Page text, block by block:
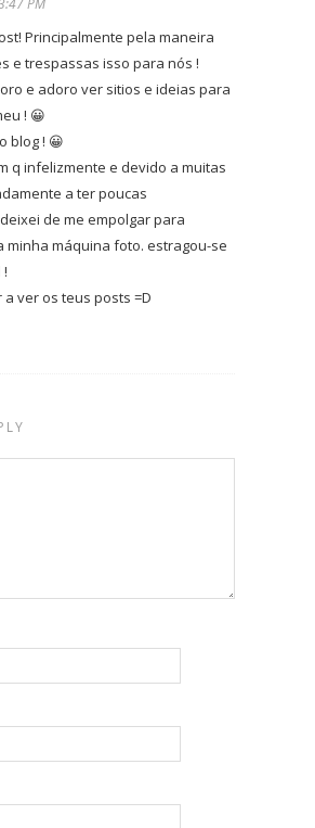
Principalmente pela maneira
e trespassas isso para nós !
e adoro ver sitios e ideias para
! 😀
blog ! 😀
q infelizmente e devido a muitas
a ter poucas
de me empolgar para
minha máquina foto. estragou-se
ver os teus posts =D